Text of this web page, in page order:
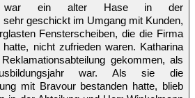
war ein alter Hase in der
sehr geschickt im Umgang mit Kunden,
Fensterscheiben, die die Firma
nicht zufrieden waren. Katharina
gekommen, als
war. Als sie die
mit Bravour bestanden hatte, blieb